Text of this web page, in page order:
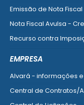
Emissão de Nota Fiscal
Nota Fiscal Avulsa -
Recurso contra
EMPRESA
Alvará - informações
Central de Contratos/